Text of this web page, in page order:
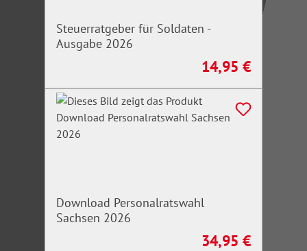
Steuerratgeber für Soldaten -
Ausgabe 2026
Regulärer Preis:
14,95 €
Download Personalratswahl
Sachsen 2026
Regulärer Preis:
34,95 €